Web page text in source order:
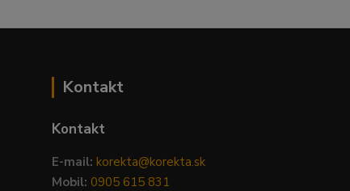
Kontakt
Kontakt
E-mail: korekta@korekta.sk
Mobil: 0905 615 831